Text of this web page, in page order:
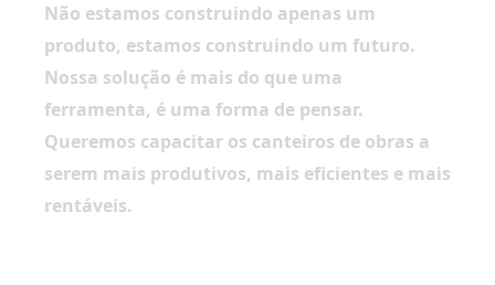
Não estamos construindo apenas um
produto, estamos construindo um futuro.
Nossa solução é mais do que uma
ferramenta, é uma forma de pensar.
Queremos capacitar os canteiros de obras a
serem mais produtivos, mais eficientes e mais
rentáveis.